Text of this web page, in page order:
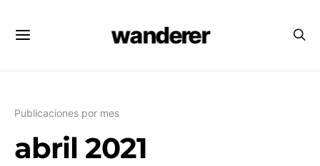
wanderer
Publicaciones por mes
abril 2021